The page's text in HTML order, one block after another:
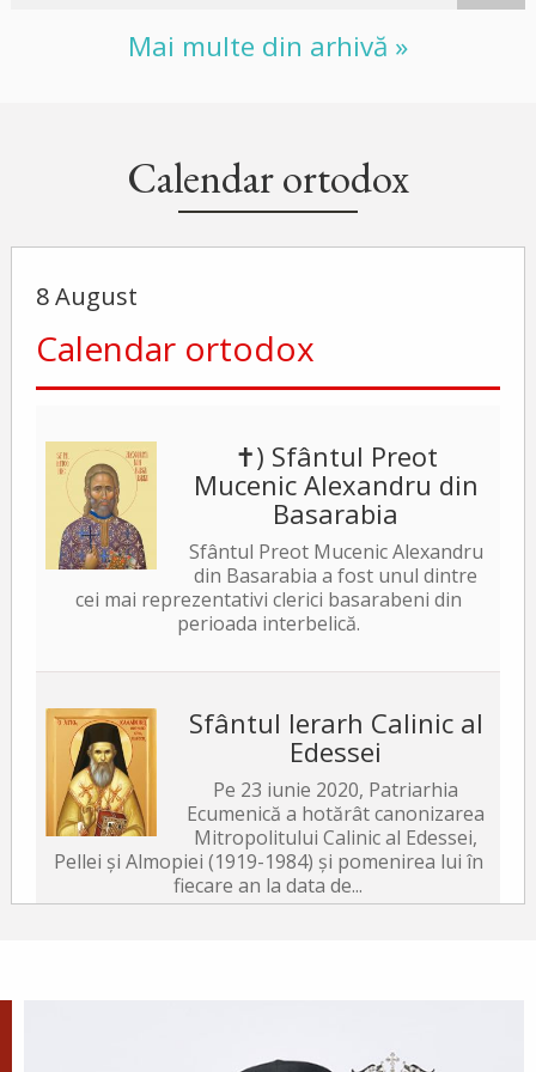
Mai multe din arhivă »
Calendar ortodox
8 August
Calendar ortodox
✝) Sfântul Preot
Mucenic Alexandru din
Basarabia
Sfântul Preot Mucenic Alexandru
din Basarabia a fost unul dintre
cei mai reprezentativi clerici basarabeni din
perioada interbelică.
Sfântul Ierarh Calinic al
Edessei
Pe 23 iunie 2020, Patriarhia
Ecumenică a hotărât canonizarea
Mitropolitului Calinic al Edessei,
Pellei și Almopiei (1919-1984) și pomenirea lui în
fiecare an la data de...